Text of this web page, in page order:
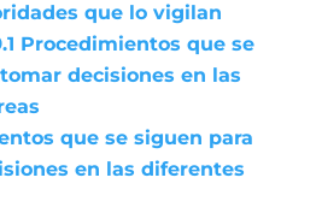
que lo vigilan
Procedimientos que se
decisiones en las
que se siguen para
en las diferentes